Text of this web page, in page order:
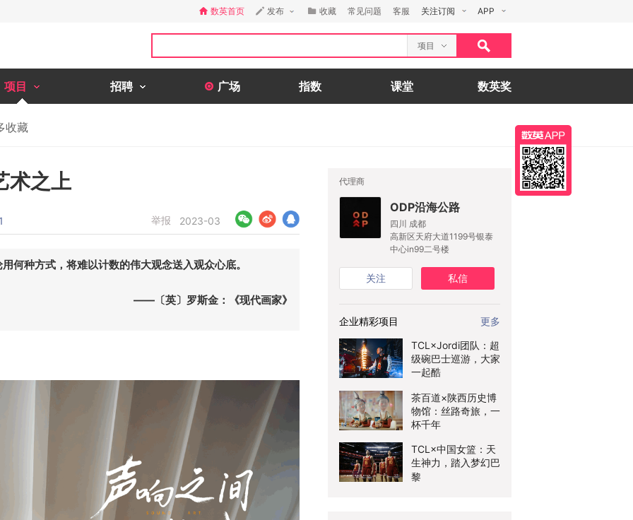
数英首页 发布 收藏 常见问题 客服 关注订阅 APP
项目
项目 招聘 广场 指数 课堂 数英奖
收藏
术之上
举报 2023-03
何种方式，将难以计数的伟大观念送入观众心底。
英〕罗斯金：《现代画家》
代理商
ODP沿海公路
四川 成都
高新区天府大道1199号银泰
中心in99二号楼
关注 私信
企业精彩项目 更多
TCL×Jordi团队：超
级碗巴士巡游，大家
一起酷
茶百道×陕西历史博
物馆：丝路奇旅，一
杯千年
TCL×中国女篮：天
生神力，踏入梦幻巴
黎